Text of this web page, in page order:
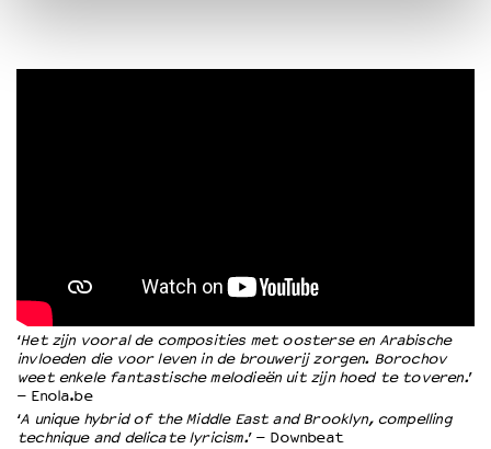
‘Het zijn vooral de composities met oosterse en Arabische
invloeden die voor leven in de brouwerij zorgen. Borochov
weet enkele fantastische melodieën uit zijn hoed te toveren.’
– Enola.be
‘A unique hybrid of the Middle East and Brooklyn, compelling
technique and delicate lyricism.’ – Downbeat